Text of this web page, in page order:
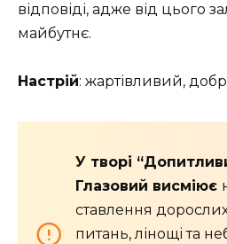
відповіді, адже від цього
майбутнє.
Настрій: жартівливий,
У творі
Глазовий висміює
ставлення
питань, лінощі та